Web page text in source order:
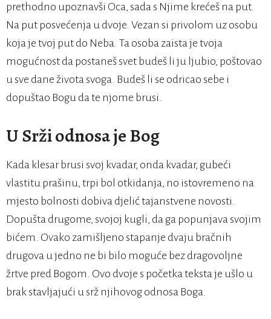
prethodno upoznavši Oca, sada s Njime krećeš na put.
Na put posvećenja u dvoje. Vezan si privolom uz osobu
koja je tvoj put do Neba. Ta osoba zaista je tvoja
mogućnost da postaneš svet budeš li ju ljubio, poštovao
u sve dane života svoga. Budeš li se odricao sebe i
dopuštao Bogu da te njome brusi.
U Srži odnosa je Bog
Kada klesar brusi svoj kvadar, onda kvadar, gubeći
vlastitu prašinu, trpi bol otkidanja, no istovremeno na
mjesto bolnosti dobiva djelić tajanstvene novosti.
Dopušta drugome, svojoj kugli, da ga popunjava svojim
bićem. Ovako zamišljeno stapanje dvaju bračnih
drugova u jedno ne bi bilo moguće bez dragovoljne
žrtve pred Bogom. Ovo dvoje s početka teksta je ušlo u
brak stavljajući u srž njihovog odnosa Boga.